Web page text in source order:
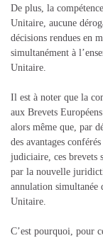
De plus, la
Unitaire, aucune
décisions rendues en
simultanément à
Unitaire.
Il est à noter que la
aux Brevets
alors même que, par
des avantages
judiciaire, ces brevets
par la nouvelle
annulation simultanée
Unitaire.
C’est pourquoi, pour